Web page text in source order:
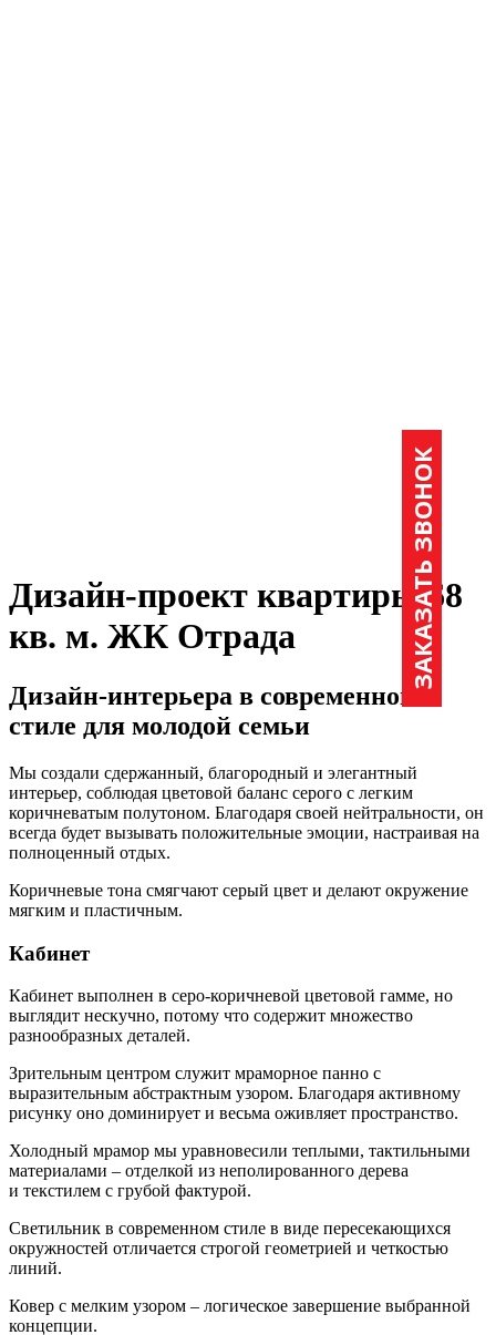
Дизайн-проект квартиры 68
кв. м. ЖК Отрада
Дизайн-интерьера в современном
стиле для молодой семьи
Мы создали сдержанный, благородный и элегантный
интерьер, соблюдая цветовой баланс серого с легким
коричневатым полутоном. Благодаря своей нейтральности, он
всегда будет вызывать положительные эмоции, настраивая на
полноценный отдых.
Коричневые тона смягчают серый цвет и делают окружение
мягким и пластичным.
Кабинет
Кабинет выполнен в серо-коричневой цветовой гамме, но
выглядит нескучно, потому что содержит множество
разнообразных деталей.
Зрительным центром служит мраморное панно с
выразительным абстрактным узором. Благодаря активному
рисунку оно доминирует и весьма оживляет пространство.
Холодный мрамор мы уравновесили теплыми, тактильными
материалами – отделкой из неполированного дерева
и текстилем с грубой фактурой.
Светильник в современном стиле в виде пересекающихся
окружностей отличается строгой геометрией и четкостью
линий.
Ковер с мелким узором – логическое завершение выбранной
концепции.
ЗАКАЗАТЬ ЗВОНОК